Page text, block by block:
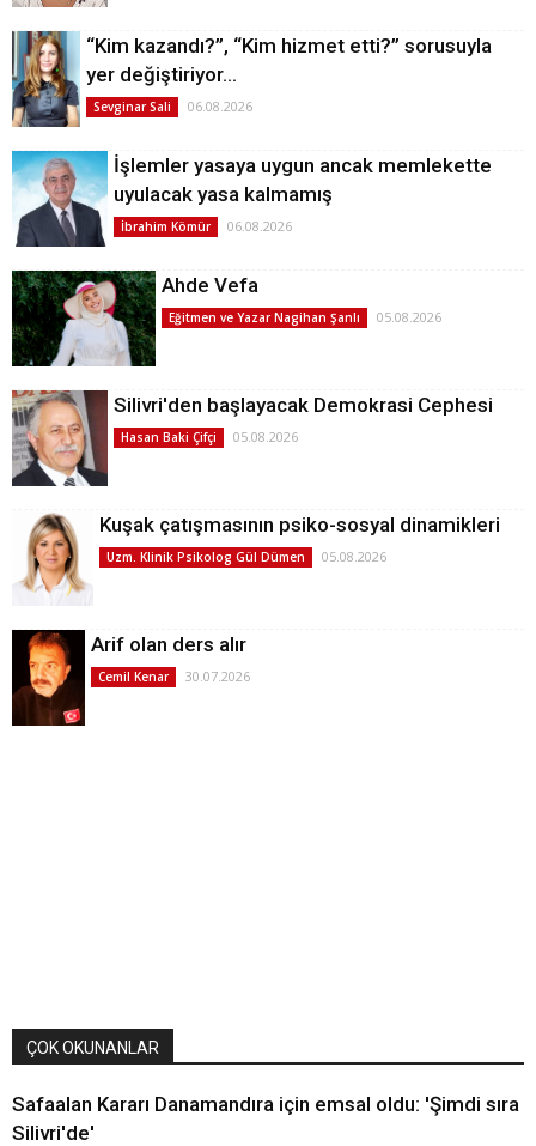
“Kim kazandı?”, “Kim hizmet etti?” sorusuyla
yer değiştiriyor…
Sevginar Sali 06.08.2026
İşlemler yasaya uygun ancak memlekette
uyulacak yasa kalmamış
İbrahim Kömür 06.08.2026
Ahde Vefa
Eğitmen ve Yazar Nagihan Şanlı 05.08.2026
Silivri'den başlayacak Demokrasi Cephesi
Hasan Baki Çifçi 05.08.2026
Kuşak çatışmasının psiko-sosyal dinamikleri
Uzm. Klinik Psikolog Gül Dümen 05.08.2026
Arif olan ders alır
Cemil Kenar 30.07.2026
ÇOK OKUNANLAR
Safaalan Kararı Danamandıra için emsal oldu: 'Şimdi sıra
Silivri'de'